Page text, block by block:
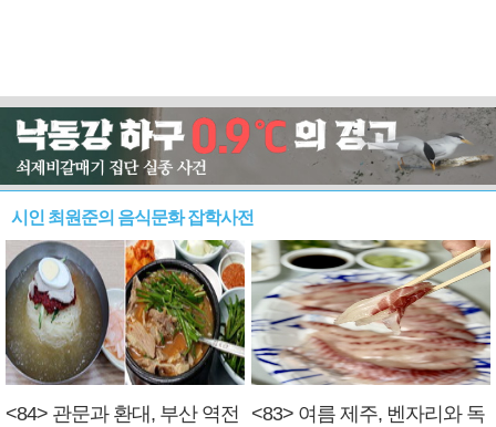
시인 최원준의 음식문화 잡학사전
<84> 관문과 환대, 부산 역전
<83> 여름 제주, 벤자리와 독